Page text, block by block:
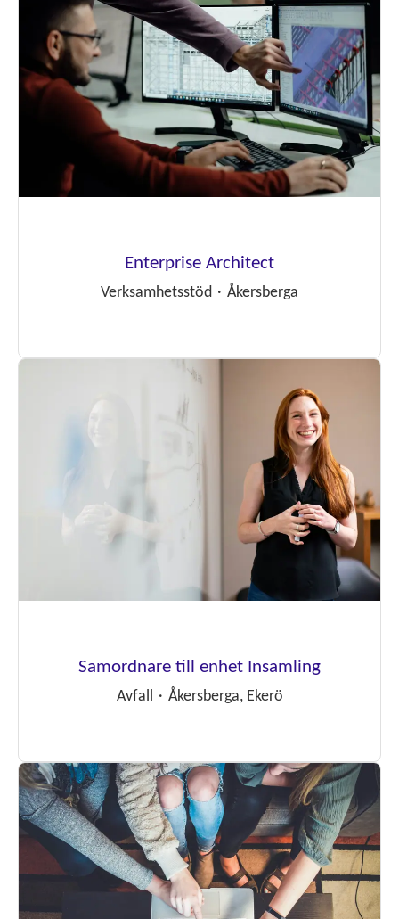
Enterprise Architect
Verksamhetsstöd · Åkersberga
Samordnare till enhet Insamling
Avfall · Åkersberga, Ekerö